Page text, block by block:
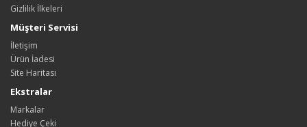
Gizlilik İlkeleri
Müşteri Servisi
İletişim
Ürün İadesi
Site Haritası
Ekstralar
Markalar
Hediye Çeki